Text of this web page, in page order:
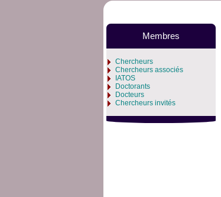
Membres
Chercheurs
Chercheurs associés
IATOS
Doctorants
Docteurs
Chercheurs invités